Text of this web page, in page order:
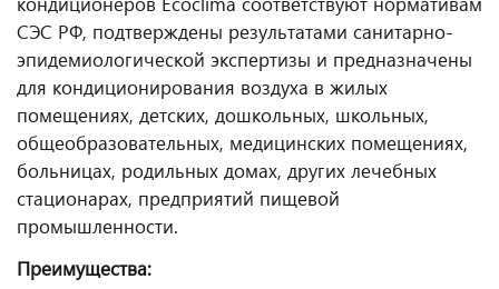
СЭС РФ, подтверждены результатами санитарно-
эпидемиологической экспертизы и предназначены
для кондиционирования воздуха в жилых
помещениях, детских, дошкольных, школьных,
общеобразовательных, медицинских помещениях,
больницах, родильных домах, других лечебных
стационарах, предприятий пищевой
промышленности.
Преимущества: